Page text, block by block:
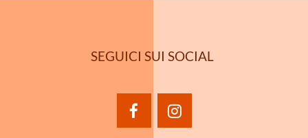
SEGUICI SUI SOCIAL
facebookinstagram